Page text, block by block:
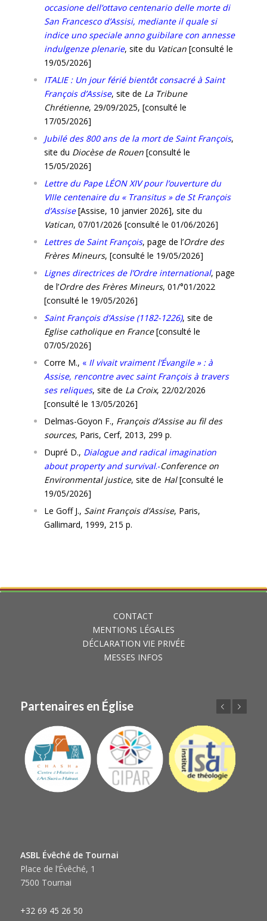
occasione dell’ottavo centenario delle morte di
San Francesco d’Assisi, mediante il quale si
indice uno speciale anno guibilare con annesse
indulgenze plenarie, site du Vatican[consulté le
19/05/2026]
ITALIE : Un jour férié bientôt consacré à Saint
François d’Assise, site de La Tribune
Chrétienne, 29/09/2025, [consulté le
17/05/2026]
Jubilé des 800 ans de la mort de Saint François,
site du Diocèse de Rouen [consulté le
15/05/2026]
Lettre du Pape LÉON XIV pour l’ouverture du
VIIIe centenaire du « Transitus » de St François
d’Assise[Assise, 10 janvier 2026], site du
Vatican, 07/01/2026 [consulté le 01/06/2026]
Lettres de Saint François, page de l’Ordre des
Frères Mineurs, [consulté le 19/05/2026]
Lignes directrices de l’Ordre international, page
de l’Ordre des Frères Mineurs, 01/°01/2022
[consulté le 19/05/2026]
Saint François d’Assise (1182-1226), site de
Eglise catholique en France[consulté le
07/05/2026]
Corre M., « Il vivait vraiment l’Évangile » : à
Assise, rencontre avec saint François à travers
ses reliques, site de La Croix, 22/02/2026
[consulté le 13/05/2026]
Delmas-Goyon F., François d’Assise au fil des
sources, Paris, Cerf, 2013, 299 p.
Dupré D., Dialogue and radical imagination
about property and survival.-Conference on
Environmental justice, site de Hal[consulté le
19/05/2026]
Le Goff J., Saint François d’Assise, Paris,
Gallimard, 1999, 215 p.
CONTACT
MENTIONS LÉGALES
DÉCLARATION VIE PRIVÉE
MESSES INFOS
Partenaires en Église
ASBL Évêché de Tournai
Place de l’Évêché, 1
7500 Tournai
+32 69 45 26 50